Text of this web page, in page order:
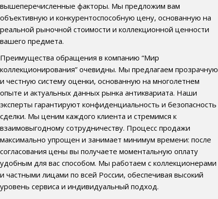
вышеперечисленные факторы. Мы предложим вам
объективную и конкурентоспособную цену, основанную на
реальной рыночной стоимости и коллекционной ценности
вашего предмета.
Преимущества обращения в компанию “Мир
коллекционирования” очевидны. Мы предлагаем прозрачную
и честную систему оценки, основанную на многолетнем
опыте и актуальных данных рынка антиквариата. Наши
эксперты гарантируют конфиденциальность и безопасность
сделки. Мы ценим каждого клиента и стремимся к
взаимовыгодному сотрудничеству. Процесс продажи
максимально упрощен и занимает минимум времени: после
согласования цены вы получаете моментальную оплату
удобным для вас способом. Мы работаем с коллекционерами
и частными лицами по всей России, обеспечивая высокий
уровень сервиса и индивидуальный подход.